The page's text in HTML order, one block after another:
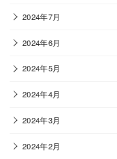
2024年7月
2024年6月
2024年5月
2024年4月
2024年3月
2024年2月